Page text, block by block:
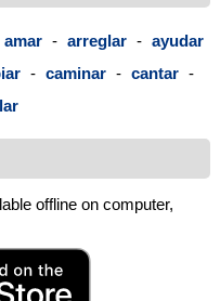
amar - arreglar - ayudar
- caminar - cantar -
offline on computer,